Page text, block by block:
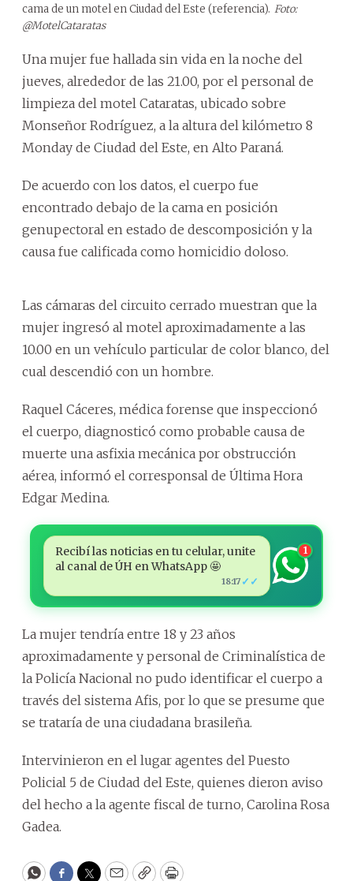
cama de un motel en Ciudad del Este (referencia). Foto:
@MotelCataratas
Una mujer fue hallada sin vida en la noche del
jueves, alrededor de las 21.00, por el personal de
limpieza del motel Cataratas, ubicado sobre
Monseñor Rodríguez, a la altura del kilómetro 8
Monday de Ciudad del Este, en Alto Paraná.
De acuerdo con los datos, el cuerpo fue
encontrado debajo de la cama en posición
genupectoral en estado de descomposición y la
causa fue calificada como homicidio doloso.
Las cámaras del circuito cerrado muestran que la
mujer ingresó al motel aproximadamente a las
10.00 en un vehículo particular de color blanco, del
cual descendió con un hombre.
Raquel Cáceres, médica forense que inspeccionó
el cuerpo, diagnosticó como probable causa de
muerte una asfixia mecánica por obstrucción
aérea, informó el corresponsal de Última Hora
Edgar Medina.
Recibí las noticias en tu celular, unite
al canal de ÚH en WhatsApp 🤩
18:17 ✓✓
1
La mujer tendría entre 18 y 23 años
aproximadamente y personal de Criminalística de
la Policía Nacional no pudo identificar el cuerpo a
través del sistema Afis, por lo que se presume que
se trataría de una ciudadana brasileña.
Intervinieron en el lugar agentes del Puesto
Policial 5 de Ciudad del Este, quienes dieron aviso
del hecho a la agente fiscal de turno, Carolina Rosa
Gadea.